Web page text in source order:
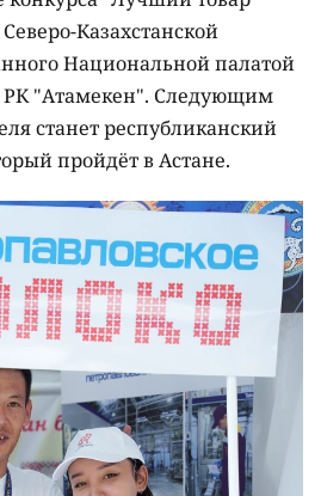
Казахстанской
Национальной палатой
"Атамекен". Следующим
станет республиканский
пройдёт в Астане.